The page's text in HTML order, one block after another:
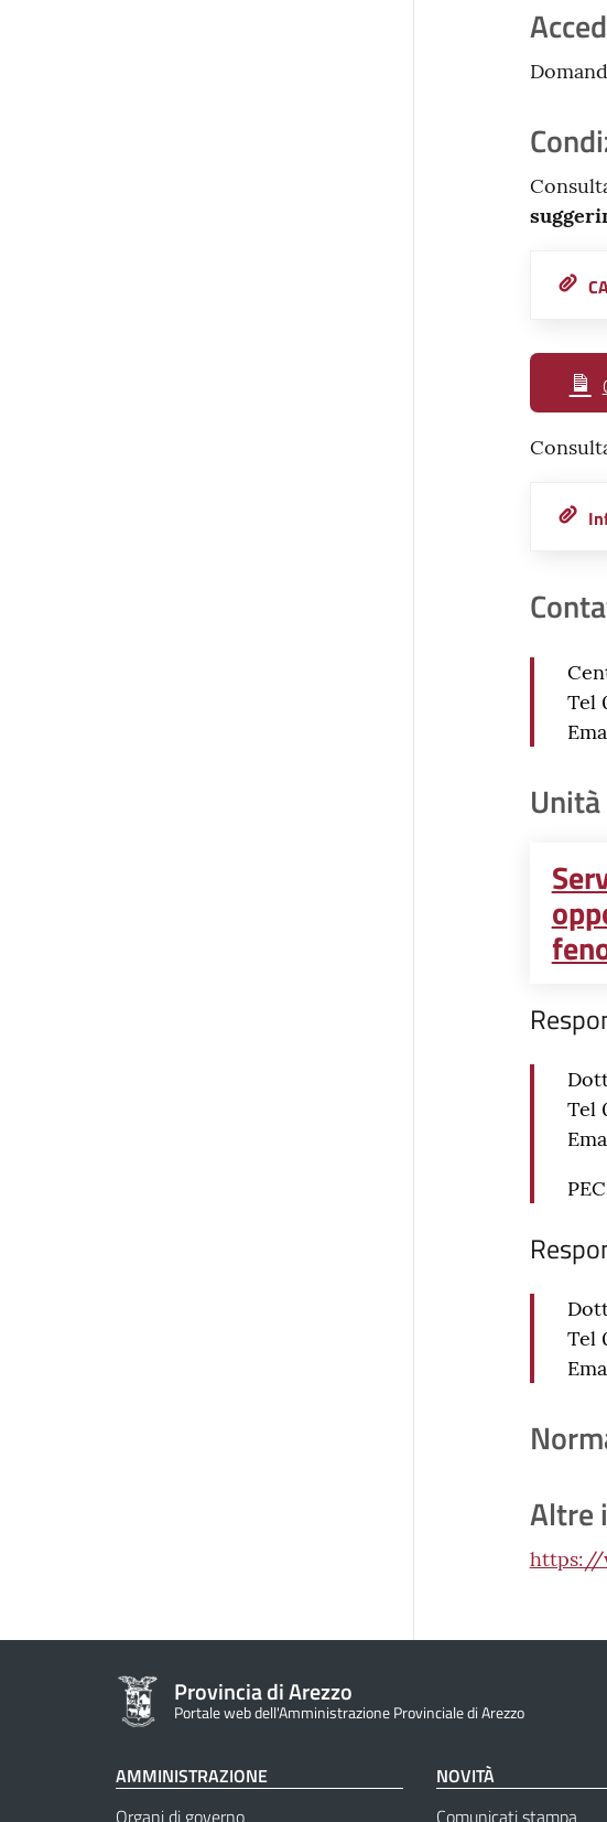
Tel
Tel
PEC
Tel
Altre
https://
Provincia di Arezzo
Portale web dell'Amministrazione Provinciale di Arezzo
AMMINISTRAZIONE
Organi di governo
NOVITÀ
Comunicati stampa